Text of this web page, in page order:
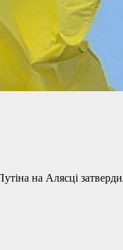
на Алясці